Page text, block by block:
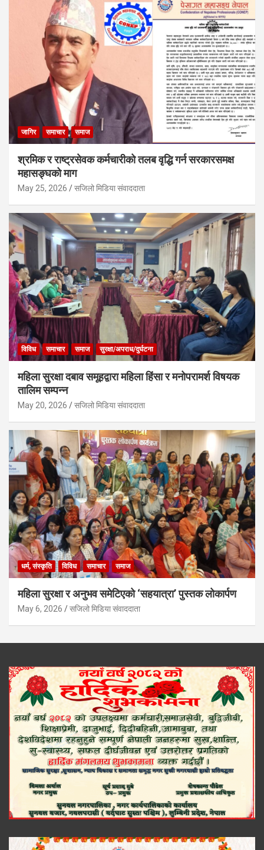
जागिर समाचार समाज
श्रमिक र राष्ट्रसेवक कर्मचारीको तलब वृद्धि गर्न सरकारसमक्ष
महासङ्घको माग
May 25, 2026 सजिलो मिडिया संवाददाता
विविध समाचार समाज सुरक्षा/अपराध/दुर्घटना
महिला सुरक्षा दबाव समूहद्वारा महिला हिंसा र मनोपरामर्श विषयक
तालिम सम्पन्न
May 20, 2026 सजिलो मिडिया संवाददाता
धर्म, संस्कृति विविध समाचार समाज
महिला सुरक्षा र अनुभव समेटिएको ‘सहयात्रा’ पुस्तक लोकार्पण
May 6, 2026 सजिलो मिडिया संवाददाता